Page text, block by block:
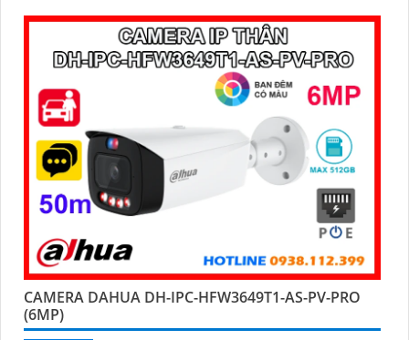
trong mọi điều kiện thời tiết
CAMERA DAHUA DH-IPC-HFW3649T1-AS-PV-PRO
(6MP)